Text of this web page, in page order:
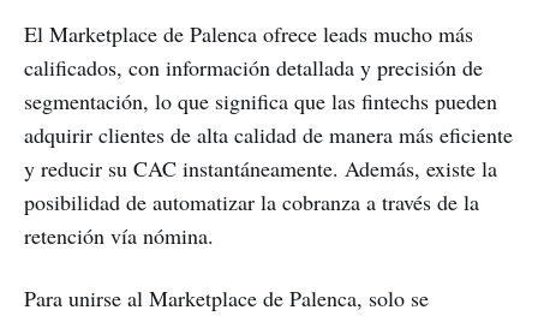
El Marketplace de Palenca ofrece leads mucho más
calificados, con información detallada y precisión de
segmentación, lo que significa que las fintechs pueden
adquirir clientes de alta calidad de manera más eficiente
y reducir su CAC instantáneamente. Además, existe la
posibilidad de automatizar la cobranza a través de la
retención vía nómina.
Para unirse al Marketplace de Palenca, solo se